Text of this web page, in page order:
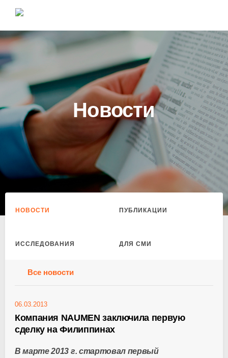
Новости
НОВОСТИ ПУБЛИКАЦИИ
ИССЛЕДОВАНИЯ ДЛЯ СМИ
Все новости
06.03.2013
Компания NAUMEN заключила первую
сделку на Филиппинах
В марте 2013 г. стартовал первый